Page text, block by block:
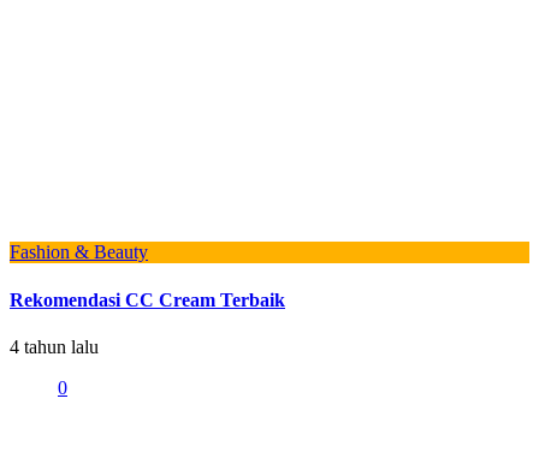
Fashion & Beauty
Rekomendasi CC Cream Terbaik
4 tahun lalu
0